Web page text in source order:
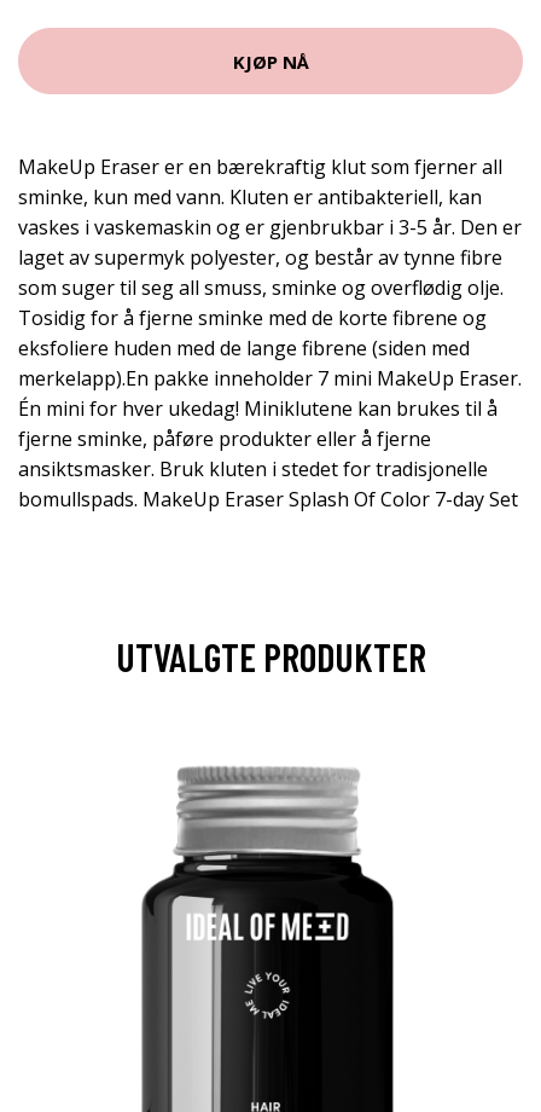
KJØP NÅ
MakeUp Eraser er en bærekraftig klut som fjerner all
sminke, kun med vann. Kluten er antibakteriell, kan
vaskes i vaskemaskin og er gjenbrukbar i 3-5 år. Den er
laget av supermyk polyester, og består av tynne fibre
som suger til seg all smuss, sminke og overflødig olje.
Tosidig for å fjerne sminke med de korte fibrene og
eksfoliere huden med de lange fibrene (siden med
merkelapp).En pakke inneholder 7 mini MakeUp Eraser.
Én mini for hver ukedag! Miniklutene kan brukes til å
fjerne sminke, påføre produkter eller å fjerne
ansiktsmasker. Bruk kluten i stedet for tradisjonelle
bomullspads. MakeUp Eraser Splash Of Color 7-day Set
UTVALGTE PRODUKTER